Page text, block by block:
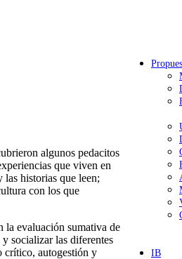
IB
algunos pedacitos
que viven en
las historias que leen;
con los que
la evaluación sumativa de
socializar las diferentes
crítico, autogestión y